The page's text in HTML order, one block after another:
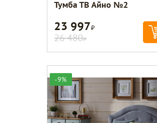
Тумба ТВ Айно №2
23 997Р
26 480Р
-9%